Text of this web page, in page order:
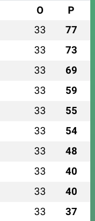
O P
33 77
33 73
33 69
33 59
33 55
33 54
33 48
33 40
33 40
33 37